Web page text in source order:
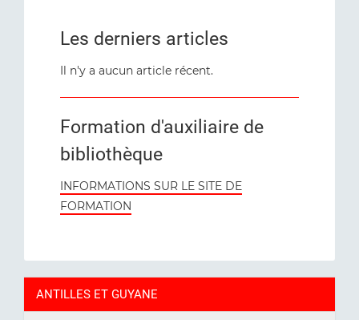
Les derniers articles
Il n'y a aucun article récent.
Formation d'auxiliaire de
bibliothèque
INFORMATIONS SUR LE SITE DE
FORMATION
ANTILLES ET GUYANE